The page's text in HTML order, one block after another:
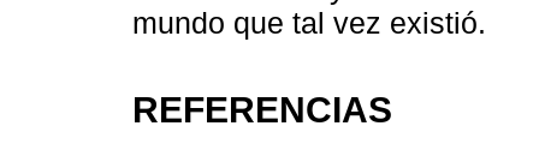
mundo que tal vez existió.
REFERENCIAS